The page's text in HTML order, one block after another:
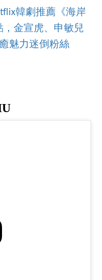
韓劇推薦《海岸
，金宣虎、申敏兒
魅力迷倒粉絲